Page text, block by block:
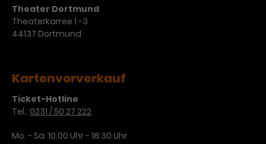
Theater Dortmund
Theaterkarree 1 -3
44137 Dortmund
Kartenvorverkauf
Ticket-Hotline
Tel.: 0231 / 50 27 222
Mo. - Sa. 10:00 Uhr - 18:30 Uhr